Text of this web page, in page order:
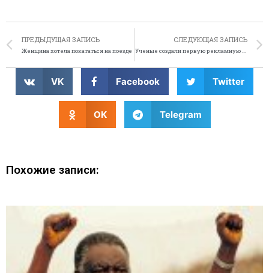
ПРЕДЫДУЩАЯ ЗАПИСЬ
Женщина хотела покататься на поезде
СЛЕДУЮЩАЯ ЗАПИСЬ
Ученые создали первую рекламную кампанию для обезьян
VK Facebook Twitter
OK Telegram
Похожие записи: